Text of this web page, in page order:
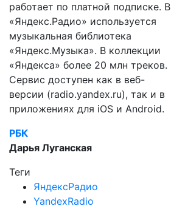
работает по платной подписке. В
«Яндекс.Радио» используется
музыкальная библиотека
«Яндекс.Музыка». В коллекции
«Яндекса» более 20 млн треков.
Сервис доступен как в веб-
версии (radio.yandex.ru), так и в
приложениях для iOS и Android.
РБК
Дарья Луганская
Теги
ЯндексРадио
YandexRadio